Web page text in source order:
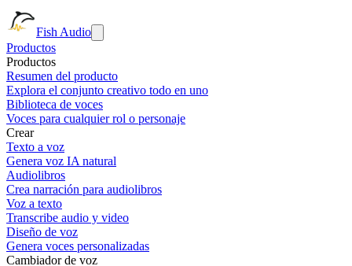
Fish Audio
Productos
Productos
Resumen del producto
Explora el conjunto creativo todo en uno
Biblioteca de voces
Voces para cualquier rol o personaje
Crear
Texto a voz
Genera voz IA natural
Audiolibros
Crea narración para audiolibros
Voz a texto
Transcribe audio y video
Diseño de voz
Genera voces personalizadas
Cambiador de voz